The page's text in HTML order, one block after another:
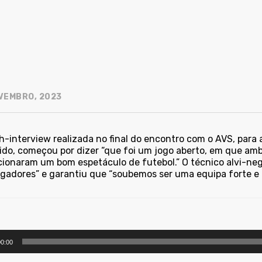
2023
interview realizada no final do encontro com o AVS, para
começou por dizer “que foi um jogo aberto, em que
um bom espetáculo de futebol.” O técnico alvi-
e garantiu que “soubemos ser uma equipa forte